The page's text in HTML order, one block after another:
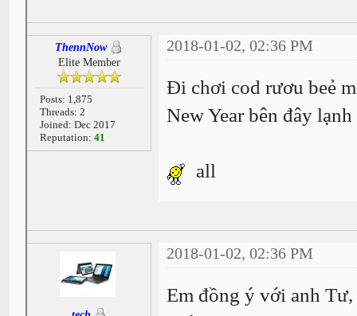
ThennNow
Elite Member
Posts: 1,875
Threads: 2
Joined: Dec 2017
Reputation: 41
2018-01-02, 02:36 PM
Đi chơi cod rươu beẻ
New Year bên đây
all
2018-01-02, 02:36 PM
Em đồng ý với anh